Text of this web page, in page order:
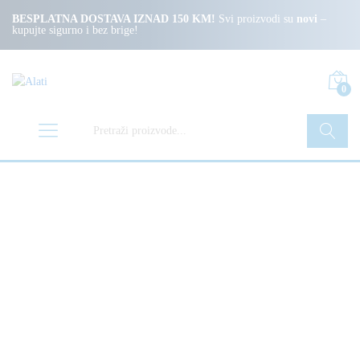
BESPLATNA DOSTAVA IZNAD 150 KM! Svi proizvodi su novi –
kupujte sigurno i bez brige!
0
Pretraži